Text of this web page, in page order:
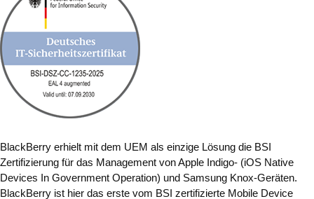
BlackBerry erhielt mit dem UEM als einzige Lösung die BSI
Zertifizierung für das Management von Apple Indigo- (iOS Native
Devices In Government Operation) und Samsung Knox-Geräten.
BlackBerry ist hier das erste vom BSI zertifizierte Mobile Device